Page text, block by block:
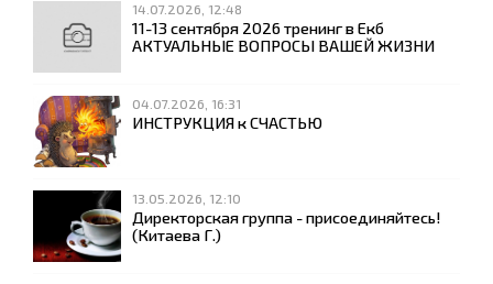
14.07.2026, 12:48
11-13 сентября 2026 тренинг в Екб
АКТУАЛЬНЫЕ ВОПРОСЫ ВАШЕЙ ЖИЗНИ
04.07.2026, 16:31
ИНСТРУКЦИЯ к СЧАСТЬЮ
13.05.2026, 12:10
Директорская группа - присоединяйтесь!
(Китаева Г.)